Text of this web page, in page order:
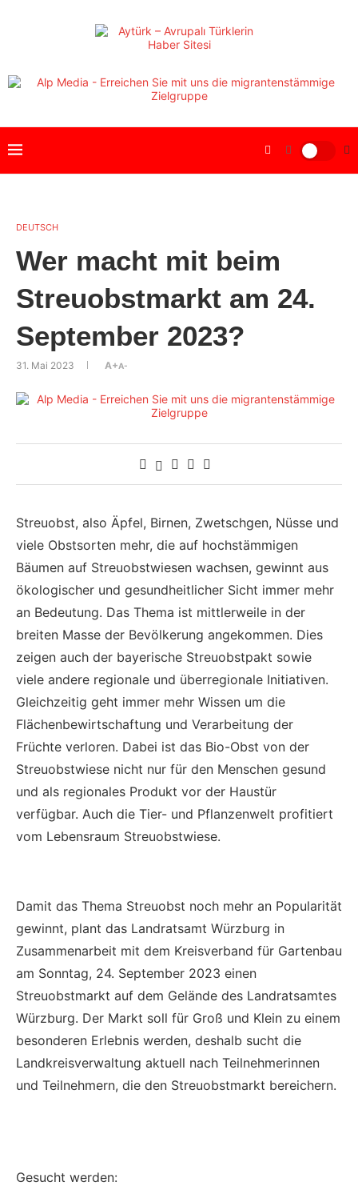
DEUTSCH
Wer macht mit beim
Streuobstmarkt am 24.
September 2023?
31. Mai 2023 A+A-
Streuobst, also Äpfel, Birnen, Zwetschgen, Nüsse und
viele Obstsorten mehr, die auf hochstämmigen
Bäumen auf Streuobstwiesen wachsen, gewinnt aus
ökologischer und gesundheitlicher Sicht immer mehr
an Bedeutung. Das Thema ist mittlerweile in der
breiten Masse der Bevölkerung angekommen. Dies
zeigen auch der bayerische Streuobstpakt sowie
viele andere regionale und überregionale Initiativen.
Gleichzeitig geht immer mehr Wissen um die
Flächenbewirtschaftung und Verarbeitung der
Früchte verloren. Dabei ist das Bio-Obst von der
Streuobstwiese nicht nur für den Menschen gesund
und als regionales Produkt vor der Haustür
verfügbar. Auch die Tier- und Pflanzenwelt profitiert
vom Lebensraum Streuobstwiese.
Damit das Thema Streuobst noch mehr an Popularität
gewinnt, plant das Landratsamt Würzburg in
Zusammenarbeit mit dem Kreisverband für Gartenbau
am Sonntag, 24. September 2023 einen
Streuobstmarkt auf dem Gelände des Landratsamtes
Würzburg. Der Markt soll für Groß und Klein zu einem
besonderen Erlebnis werden, deshalb sucht die
Landkreisverwaltung aktuell nach Teilnehmerinnen
und Teilnehmern, die den Streuobstmarkt bereichern.
Gesucht werden: